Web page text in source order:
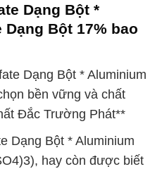
Dạng Bột *
Bột 17% bao
Dạng Bột * Aluminium
bền vững và chất
Đắc Trường Phát**
Dạng Bột * Aluminium
hay còn được biết